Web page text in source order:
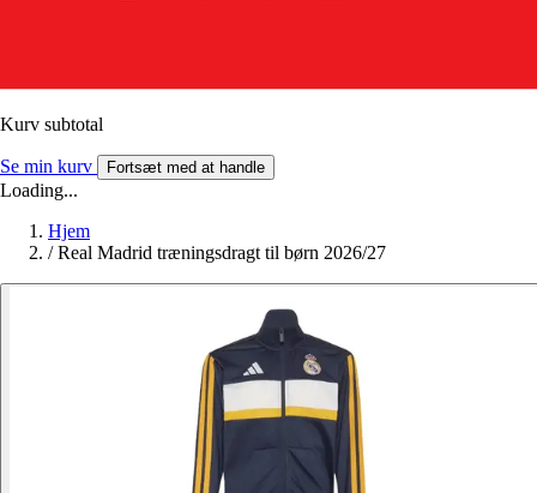
Kurv subtotal
Se min kurv Fortsæt med at handle
Loading...
Hjem
/ Real Madrid træningsdragt til børn 2026/27